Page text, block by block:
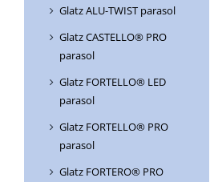
Glatz ALU-TWIST parasol
Glatz CASTELLO® PRO
parasol
Glatz FORTELLO® LED
parasol
Glatz FORTELLO® PRO
parasol
Glatz FORTERO® PRO